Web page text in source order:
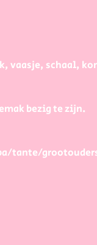
vaasje, schaal,
bezig te zijn.
tante/